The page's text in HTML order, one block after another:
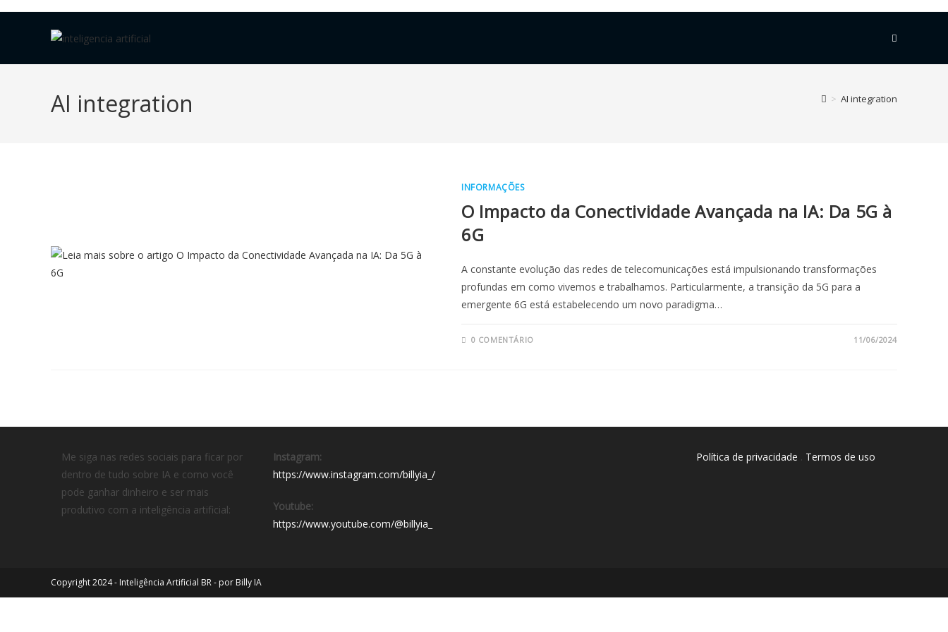
AI integration > AI integration
INFORMAÇÕES
O Impacto da Conectividade Avançada na IA: Da 5G à
6G
A constante evolução das redes de telecomunicações está impulsionando transformações
profundas em como vivemos e trabalhamos. Particularmente, a transição da 5G para a
emergente 6G está estabelecendo um novo paradigma…
0 COMENTÁRIO 11/06/2024
Me siga nas redes sociais para ficar por
dentro de tudo sobre IA e como você
pode ganhar dinheiro e ser mais
produtivo com a inteligência artificial:
Instagram:
https://www.instagram.com/billyia_/
Youtube:
https://www.youtube.com/@billyia_
Política de privacidade . Termos de uso
Copyright 2024 - Inteligência Artificial BR - por Billy IA